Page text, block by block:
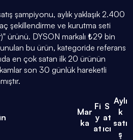
şampiyonu, aylık yaklaşık 2.400
şekillendirme ve kurutma seti
ürünü. DYSON markalı ₺29 bin
bu ürün, kategoride referans
en çok satan ilk 20 ürünün
son 30 günlük hareketli
Mar
ka
Fi
y
at
S
at
ıcı
Aylı
k
satı
ş